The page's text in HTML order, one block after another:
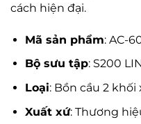
cách hiện đại.
Mã sản phẩm: AC-
Bộ sưu tập: S200
Loại: Bồn cầu 2 khối
Xuất xứ: Thương